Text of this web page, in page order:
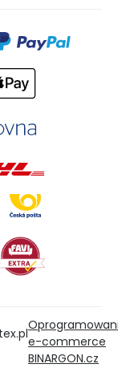
e-commerce
BINARGON.cz